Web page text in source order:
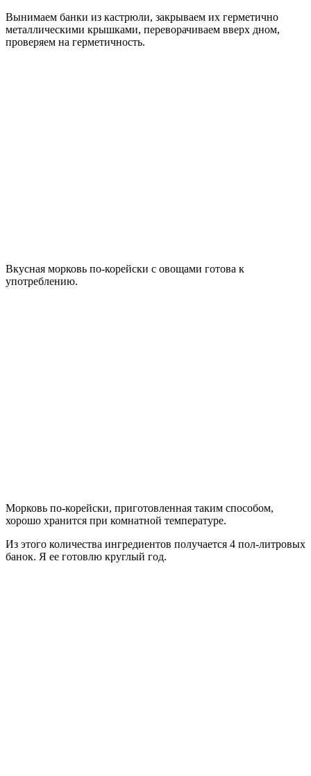
Вынимаем банки из кастрюли, закрываем их герметично
металлическими крышками, переворачиваем вверх дном,
проверяем на герметичность.
Вкусная морковь по-корейски с овощами готова к
употреблению.
Морковь по-корейски, приготовленная таким способом,
хорошо хранится при комнатной температуре.
Из этого количества ингредиентов получается 4 пол-литровых
банок. Я ее готовлю круглый год.